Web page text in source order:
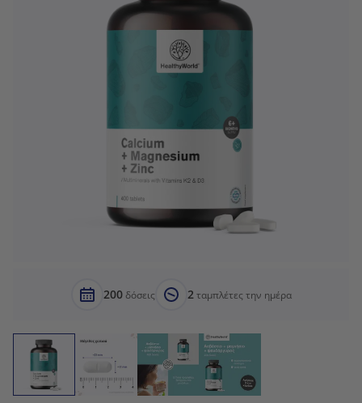
200δόσεις 2ταμπλέτες την ημέρα